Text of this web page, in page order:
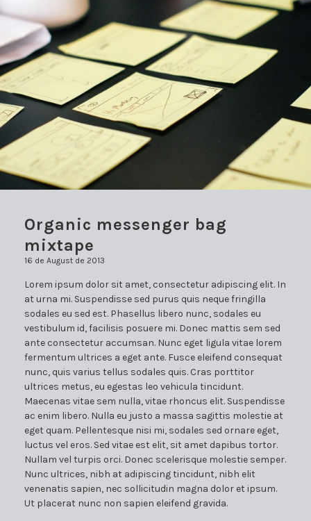
Organic messenger bag
mixtape
16 de August de 2013
Lorem ipsum dolor sit amet, consectetur adipiscing elit. In
at urna mi. Suspendisse sed purus quis neque fringilla
sodales eu sed est. Phasellus libero nunc, sodales eu
vestibulum id, facilisis posuere mi. Donec mattis sem sed
ante consectetur accumsan. Nunc eget ligula vitae lorem
fermentum ultrices a eget ante. Fusce eleifend consequat
nunc, quis varius tellus sodales quis. Cras porttitor
ultrices metus, eu egestas leo vehicula tincidunt.
Maecenas vitae sem nulla, vitae rhoncus elit. Suspendisse
ac enim libero. Nulla eu justo a massa sagittis molestie at
eget quam. Pellentesque nisi mi, sodales sed ornare eget,
luctus vel eros. Sed vitae est elit, sit amet dapibus tortor.
Nullam vel turpis orci. Donec scelerisque molestie semper.
Nunc ultrices, nibh at adipiscing tincidunt, nibh elit
venenatis sapien, nec sollicitudin magna dolor et ipsum.
Ut placerat nunc non sapien eleifend gravida.